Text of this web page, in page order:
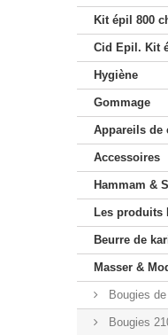
Kit épil 800
Cid Epil. Kit
Hygiène
Gommage
Appareils de
Accessoires
Hammam &
Les produits
Beurre de
Masser &
Bougies
Bougies